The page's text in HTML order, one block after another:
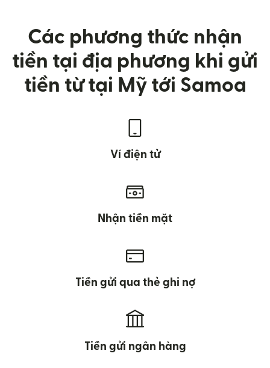
Các phương thức nhận
tiền tại địa phương khi gửi
tiền từ tại Mỹ tới Samoa
Ví điện tử
Nhận tiền mặt
Tiền gửi qua thẻ ghi nợ
Tiền gửi ngân hàng